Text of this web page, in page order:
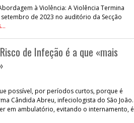
à Violência: A Violência Termina
de 2023 no auditório da Secção
de Infeção é a que «mais
possível, por períodos curtos, porque é
Cândida Abreu, infeciologista do São João.
em ambulatório, evitando o internamento, é